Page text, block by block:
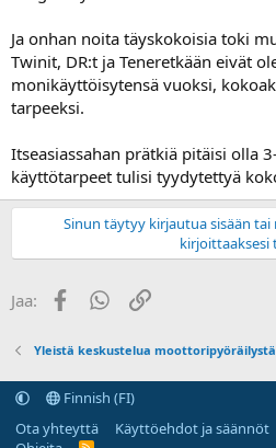
Ja onhan noita täyskokoisia toki
Twinit, DR:t ja Teneretkään eivät
monikäyttöisytensä vuoksi,
tarpeeksi.
Itseasiassahan prätkiä pitäisi olla
käyttötarpeet tulisi tyydytettyä
Sinun täytyy kirjautua sisään
kirjoittaaksesi
Jaa: FacebookWhatsApp
Linkki
Yleistä keskustelua moottoripyöräilystä
Finnish (FI)
Ota yhteyttä
Käyttöehdot ja säännöt